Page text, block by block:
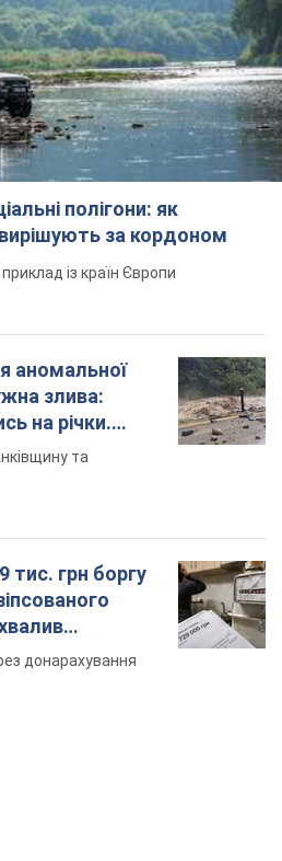
полігони: як
за кордоном
із країн Європи
аномальної
злива:
на річки.
та
тис. грн боргу
донарахування